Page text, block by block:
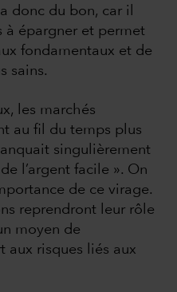
donc du bon, car il
à épargner et permet
fondamentaux et de
sains.
les marchés
au fil du temps plus
singulièrement
l’argent facile ». On
de ce virage.
reprendront leur rôle
moyen de
aux risques liés aux